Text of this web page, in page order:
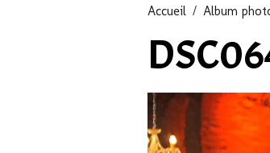
Accueil Album